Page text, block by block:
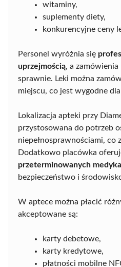
witaminy,
suplementy diety,
konkurencyjne ceny
Personel wyróżnia się
uprzejmością, a zamówienia
sprawnie. Leki można
miejscu, co jest wygodne
Lokalizacja apteki przy
przystosowana do potrzeb
niepełnosprawnościami, co
Dodatkowo placówka
przeterminowanych
bezpieczeństwo i
W aptece można płacić
akceptowane są:
karty debetowe,
karty kredytowe,
płatności mobilne